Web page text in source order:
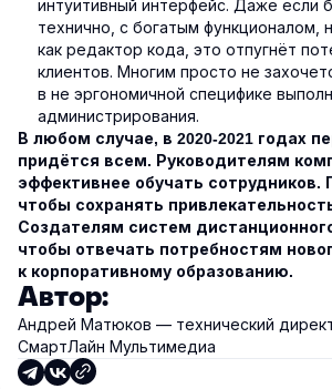
интуитивный интерфейс. Даже если
технично, с богатым функционалом,
как редактор кода, это отпугнёт
клиентов. Многим просто не
в не эргономичной специфике
администрирования.
В любом случае, в 2020-2021 годах
придётся всем. Руководителям
эффективнее обучать сотрудников.
чтобы сохранять
Создателям систем
чтобы отвечать потребностям
к корпоративному образованию.
Автор:
Андрей Матюков — технический
СмартЛайн Мультимедиа